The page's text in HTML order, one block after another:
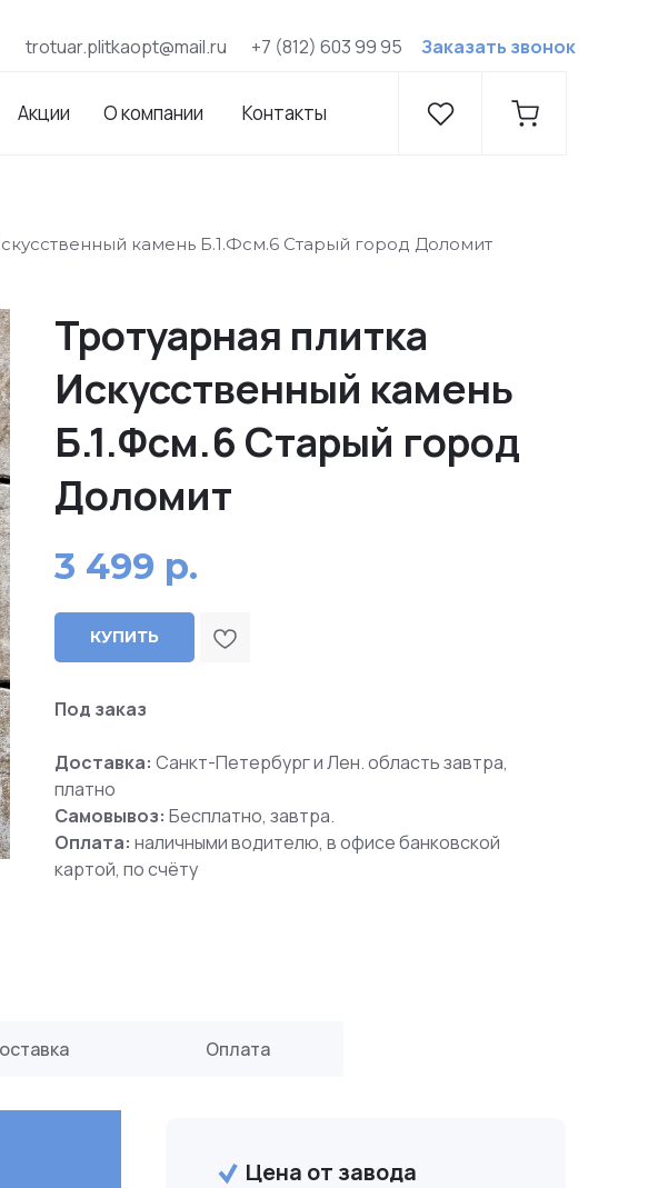
Контакты
Акции О компании
+7 (812) 603 99 95
trotuar.plitkaopt@mail.ru Заказать звонок
камень Б.1.Фсм.6 Старый город Доломит
Тротуарная плитка
Искусственный камень
Б.1.Фсм.6 Старый город
Доломит
3 499 р.
КУПИТЬ
Под заказ
Доставка: Санкт-Петербург и Лен. область завтра,
платно
Самовывоз: Бесплатно, завтра.
Оплата: наличными водителю, в офисе банковской
картой, по счёту
Цена от завода
Оплата